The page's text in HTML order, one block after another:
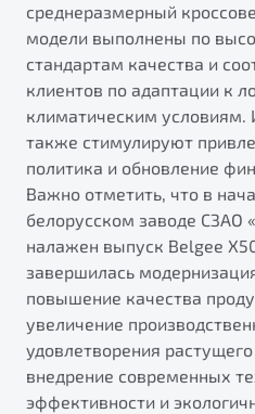
Универсальный кроссовер
от 2 499 990 ₽*
Обзор В наличии
Запись на сервис
Калькулятор ТО
Клиентская поддержка
среднеразмерный
модели выполнены по
стандартам качества и
клиентов по адаптации к
климатическим условиям.
также стимулируют
политика и обновление
Важно отметить, что в
белорусском заводе
налажен выпуск Belgee
завершилась
повышение качества
увеличение
удовлетворения
внедрение современных
эффективности и